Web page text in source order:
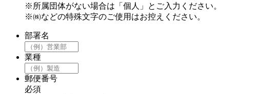
※所属団体がない場合は「個人」とご入力ください。
※㈱などの特殊文字のご使用はお控えください。
部署名
業種
郵便番号
必須